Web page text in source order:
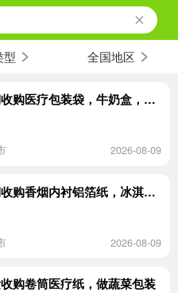
型 全国地区
本厂长期收购医疗包装袋，牛奶盒，泡面碗盖，各类铝塑纸复合料
2026-08-09
本厂长期收购香烟内衬铝箔纸，冰淇淋纸，各类铝纸复合料
2026-08-09
购卷筒医疗纸，做蔬菜包装